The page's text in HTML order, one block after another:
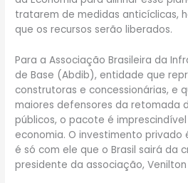
tratarem de medidas anticíclicas,
que os recursos serão liberados.
Para a Associação Brasileira da
de Base (Abdib), entidade que
construtoras e concessionárias, e
maiores defensores da retomada
públicos, o pacote é
economia. O investimento privado
é só com ele que o Brasil sairá da
presidente da associação, Venilton